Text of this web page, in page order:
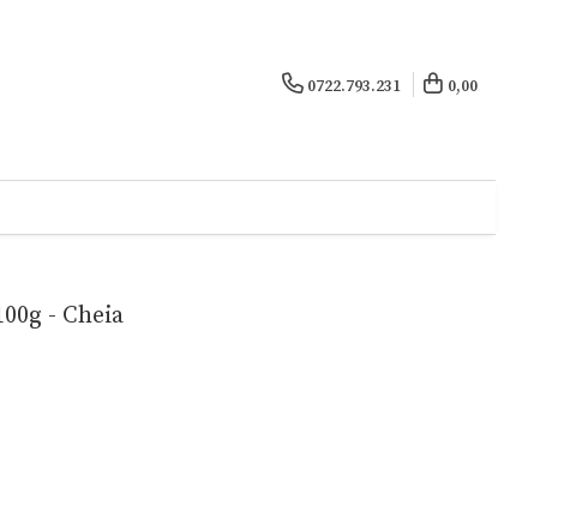
0722.793.231 0,00
- Cheia